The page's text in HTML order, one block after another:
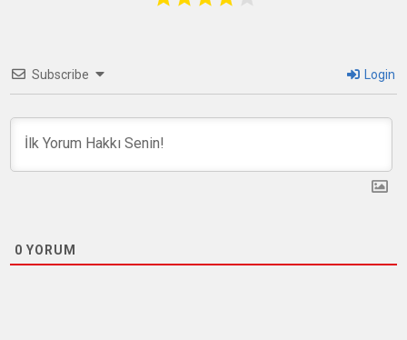
Subscribe Login
0 YORUM